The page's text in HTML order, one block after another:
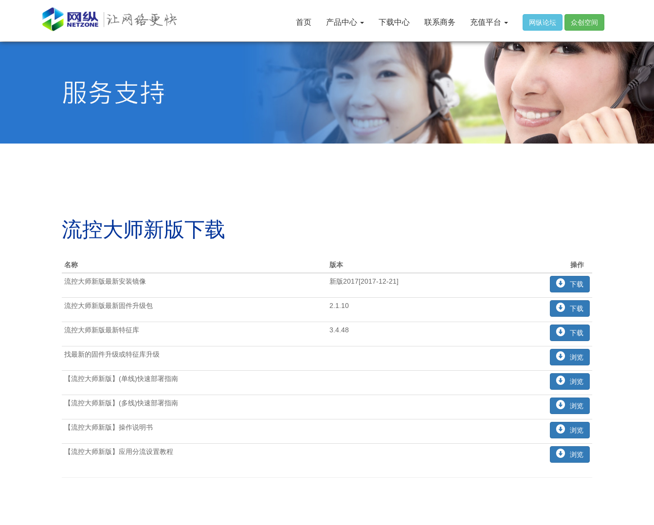
网纵论坛 众创空间
首页(当
的)
产品中心 下载中心 联系商务 充值平台
流控大师新版下载
名称 版本 操作
流控大师新版最新安装镜像 新版2017[2017-12-21] 下载
流控大师新版最新固件升级包 2.1.10 下载
流控大师新版最新特征库 3.4.48 下载
找最新的固件升级或特征库升级 浏览
【流控大师新版】(单线)快速部署指南 浏览
【流控大师新版】(多线)快速部署指南 浏览
【流控大师新版】操作说明书 浏览
【流控大师新版】应用分流设置教程 浏览